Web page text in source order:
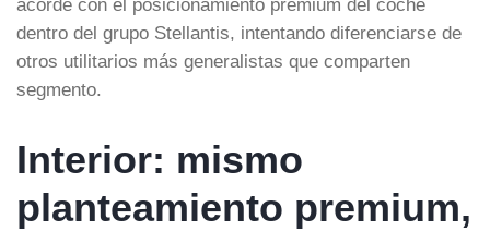
acorde con el posicionamiento premium del coche
dentro del grupo Stellantis, intentando diferenciarse de
otros utilitarios más generalistas que comparten
segmento.
Interior: mismo
planteamiento premium,